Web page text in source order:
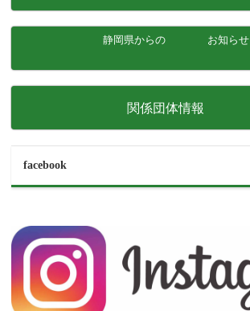
静岡県からの お知らせ
関係団体情報
facebook